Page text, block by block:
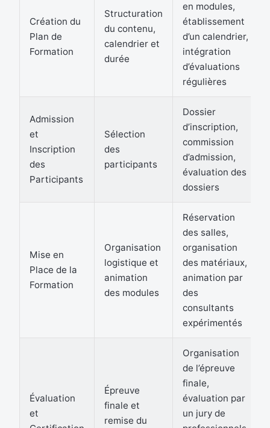
Création du
Plan de
Formation
Structuration
du contenu,
calendrier et
durée
en modules,
établissement
d’un calendrier,
intégration
d’évaluations
régulières
Admission
et
Inscription
des
Participants
Sélection
des
participants
Dossier
d’inscription,
commission
d’admission,
évaluation des
dossiers
Mise en
Place de la
Formation
Organisation
logistique et
animation
des modules
Réservation
des salles,
organisation
des matériaux,
animation par
des
consultants
expérimentés
Évaluation
et
Épreuve
finale et
remise du
Organisation
de l’épreuve
finale,
évaluation par
un jury de